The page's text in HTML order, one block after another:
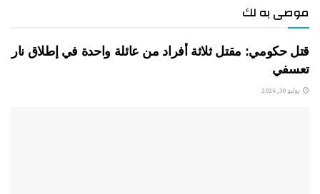
موصى به لك
قتل حكومي: مقتل ثلاثة أفراد من عائلة واحدة في إطلاق نار
تعسفي
يوليو 30, 2026